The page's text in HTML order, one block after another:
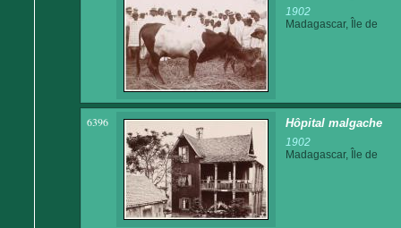
1902
Madagascar, Île de
6396 Hôpital malgache
1902
Madagascar, Île de